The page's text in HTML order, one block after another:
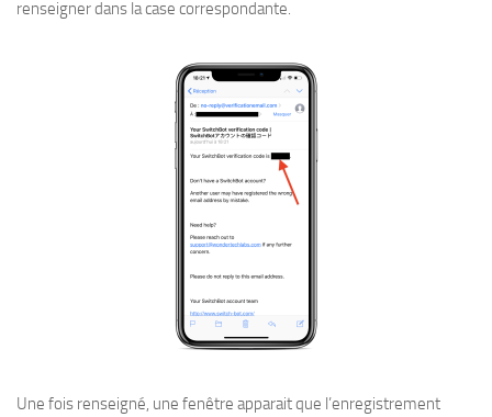
renseigner dans la case correspondante.
Une fois renseigné, une fenêtre apparait que l’enregistrement